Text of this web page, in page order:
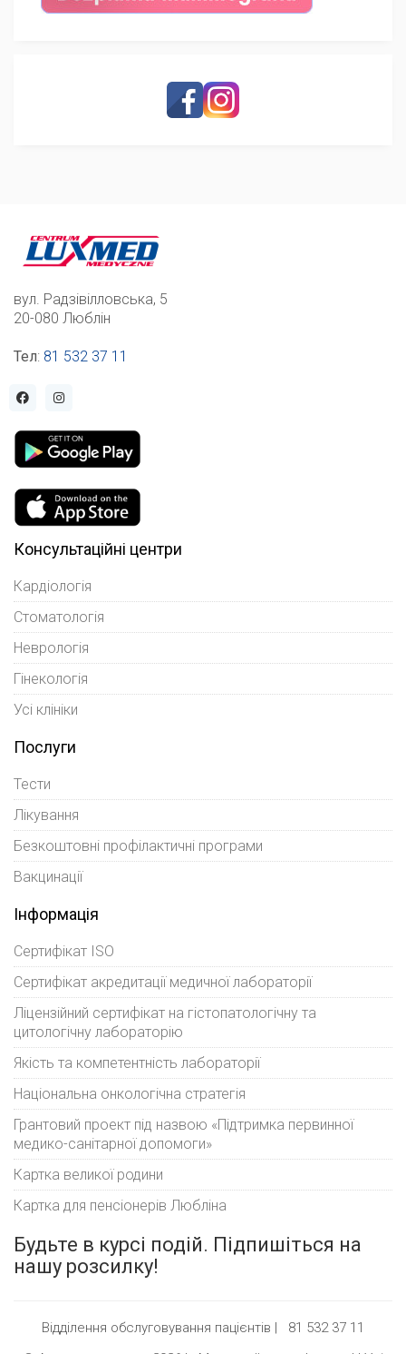
вул. Радзівілловська, 5
20-080 Люблін
Тел: 81 532 37 11
Консультаційні центри
Кардіологія
Стоматологія
Неврологія
Гінекологія
Усі клініки
Послуги
Тести
Лікування
Безкоштовні профілактичні програми
Вакцинації
Інформація
Сертифікат ISO
Сертифікат акредитації медичної лабораторії
Ліцензійний сертифікат на гістопатологічну та
цитологічну лабораторію
Якість та компетентність лабораторії
Національна онкологічна стратегія
Грантовий проект під назвою «Підтримка первинної
медико-санітарної допомоги»
Картка великої родини
Картка для пенсіонерів Любліна
Будьте в курсі подій. Підпишіться на
нашу розсилку!
Відділення обслуговування пацієнтів | 81 532 37 11